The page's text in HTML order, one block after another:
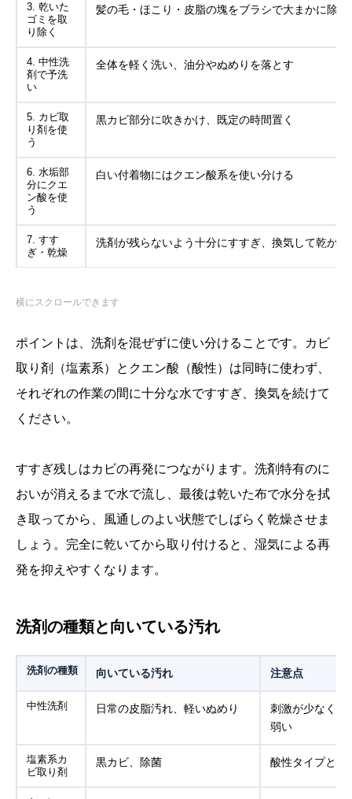
3. 乾いた
ゴミを取
り除く
髪の毛・ほこり・皮脂の塊をブラシで大まかに除去
4. 中性洗
剤で予洗
い
全体を軽く洗い、油分やぬめりを落とす
5. カビ取
り剤を使
う
黒カビ部分に吹きかけ、既定の時間置く
6. 水垢部
分にクエ
ン酸を使
う
白い付着物にはクエン酸系を使い分ける
7. すす
ぎ・乾燥
洗剤が残らないよう十分にすすぎ、換気して乾かす
横にスクロールできます
ポイントは、洗剤を混ぜずに使い分けることです。カビ
取り剤（塩素系）とクエン酸（酸性）は同時に使わず、
それぞれの作業の間に十分な水ですすぎ、換気を続けて
ください。
すすぎ残しはカビの再発につながります。洗剤特有のに
おいが消えるまで水で流し、最後は乾いた布で水分を拭
き取ってから、風通しのよい状態でしばらく乾燥させま
しょう。完全に乾いてから取り付けると、湿気による再
発を抑えやすくなります。
洗剤の種類と向いている汚れ
洗剤の種類 向いている汚れ 注意点
中性洗剤 日常の皮脂汚れ、軽いぬめり
刺激が少なく併
弱い
塩素系カ
ビ取り剤
黒カビ、除菌 酸性タイプと絶